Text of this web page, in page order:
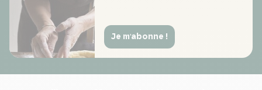
Je m'abonne !